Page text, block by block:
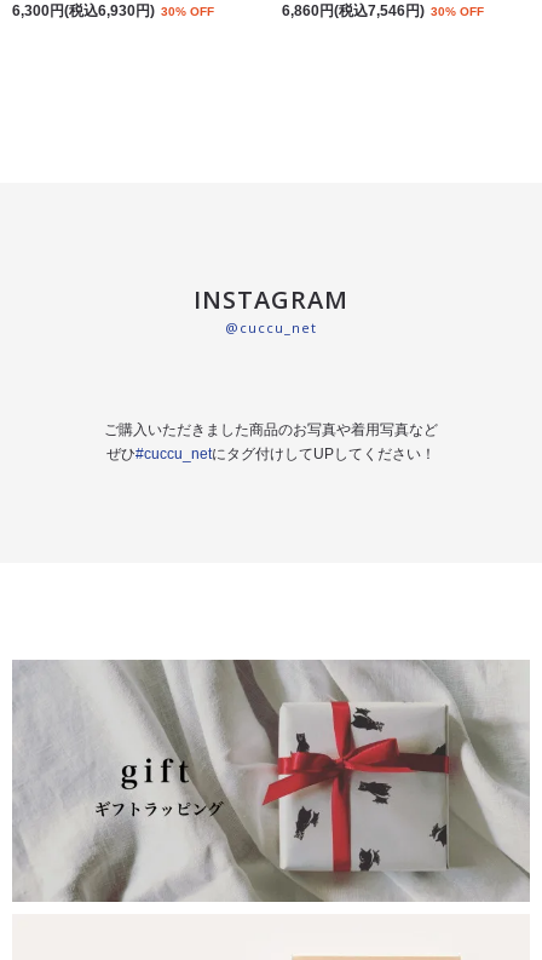
6,300円(税込6,930円) 30% OFF
6,860円(税込7,546円) 30% OFF
INSTAGRAM
@cuccu_net
ご購入いただきました商品のお写真や着用写真など
ぜひ#cuccu_netにタグ付けしてUPしてください！